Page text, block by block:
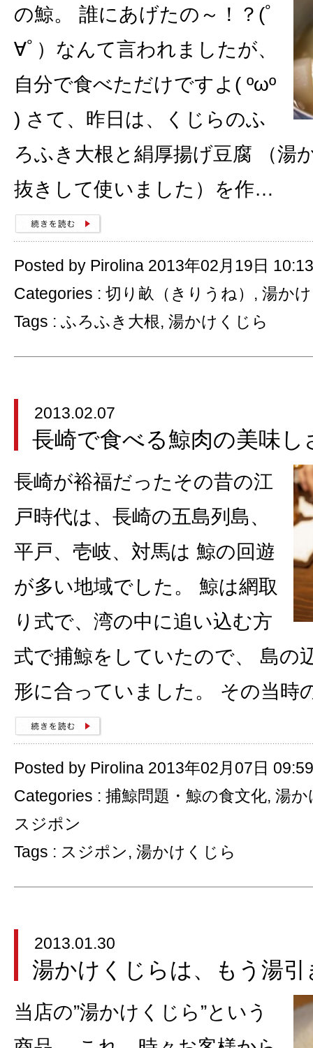
の鯨。 誰にあげたの～！？(ﾟ
∀ﾟ）なんて言われましたが、
自分で食べただけですよ( ºωº
) さて、昨日は、くじらのふ
ろふき大根と絹厚揚げ豆腐 （湯
抜きして使いました）を作…
Posted by Pirolina 2013年02月19日 10:13
Categories : 切り畝（きりうね） , 湯か
Tags : ふろふき大根, 湯かけくじら
2013.02.07
長崎で食べる鯨肉の美味し
長崎が裕福だったその昔の江
戸時代は、長崎の五島列島、
平戸、壱岐、対馬は 鯨の回遊
が多い地域でした。 鯨は網取
り式で、湾の中に追い込む方
式で捕鯨をしていたので、 島の
形に合っていました。 その当時
Posted by Pirolina 2013年02月07日 09:59
Categories : 捕鯨問題・鯨の食文化, 湯か
スジポン
Tags : スジポン, 湯かけくじら
2013.01.30
湯かけくじらは、もう湯
当店の”湯かけくじら”という